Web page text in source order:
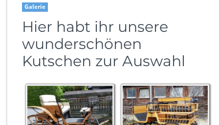
e
Galerie
Hier habt ihr unsere
wunderschönen
Kutschen zur Auswahl